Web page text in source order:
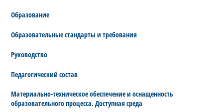
Образование
Образовательные стандарты и требования
Руководство
Педагогический состав
Материально-техническое обеспечение и оснащенность
образовательного процесса. Доступная среда